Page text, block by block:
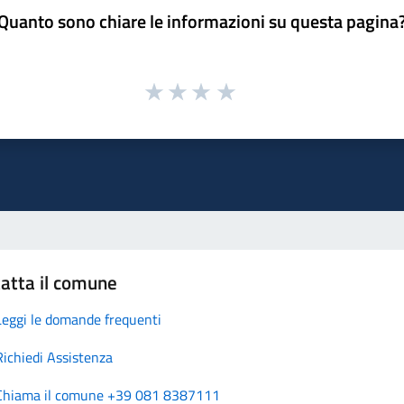
sono chiare le informazioni su questa
il comune
le domande frequenti
Assistenza
il comune +39 081 8387111